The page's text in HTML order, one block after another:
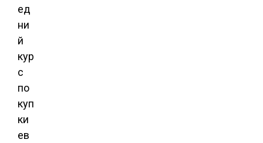
ед
ни
й
кур
с
по
куп
ки
ев